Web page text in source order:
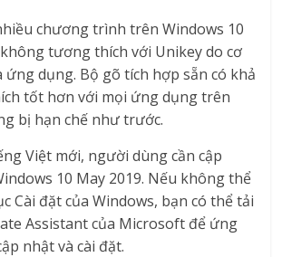
chương trình trên Windows 10
tương thích với Unikey do cơ
ứng dụng. Bộ gõ tích hợp sẵn có khả
tốt hơn với mọi ứng dụng trên
bị hạn chế như trước.
Việt mới, người dùng cần cập
10 May 2019. Nếu không thể
Cài đặt của Windows, bạn có thể tải
Assistant của Microsoft để ứng
nhật và cài đặt.